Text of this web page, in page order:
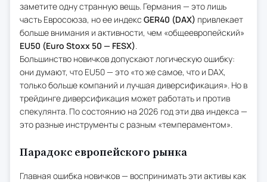
заметите одну странную вещь. Германия — это лишь
часть Евросоюза, но ее индекс GER40 (DAX) привлекает
больше внимания и активности, чем «общеевропейский»
EU50 (Euro Stoxx 50 — FESX).
Большинство новичков допускают логическую ошибку:
они думают, что EU50 — это «то же самое, что и DAX,
только больше компаний и лучшая диверсификация». Но в
трейдинге диверсификация может работать и против
спекулянта. По состоянию на 2026 год эти два индекса —
это разные инструменты с разным «темпераментом».
Парадокс европейского рынка
Главная ошибка новичков — воспринимать эти активы как